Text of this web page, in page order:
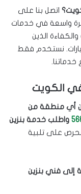
اتصل بنا على
واسعة في خدمات
الذين
نستخدم فقط
الكويت
أي منطقة من
واطلب خدمة بنزين
مدار 24 ساعة ونحرص على تلبية
إلى فني بنزين